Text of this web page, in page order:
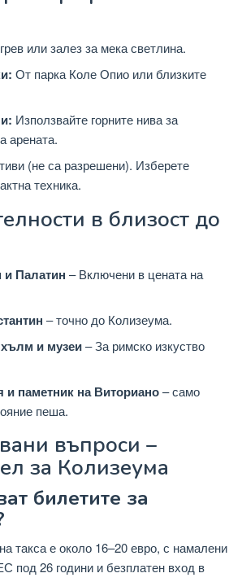
или залез за мека светлина.
От парка Коле Опио или близките
Използвайте горните нива за
арената.
(не са разрешени). Изберете
техника.
в близост до
Палатин – Включени в цената на
– точно до Колизеума.
и музеи– За римско изкуство
и паметник на Виториано– само
пеша.
въпроси –
за Колизеума
билетите за
такса е около 16–20 евро, с намалени
под 26 години и безплатен вход в